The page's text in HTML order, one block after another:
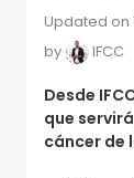
Updated on
by
IFCC
Desde
que
cáncer de